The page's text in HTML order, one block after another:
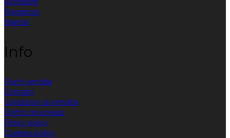
Fragranze
Brands
Info
Punti vendita
Contatti
Condizioni di vendita
Diritto di recesso
Policy policy
Cookies policy